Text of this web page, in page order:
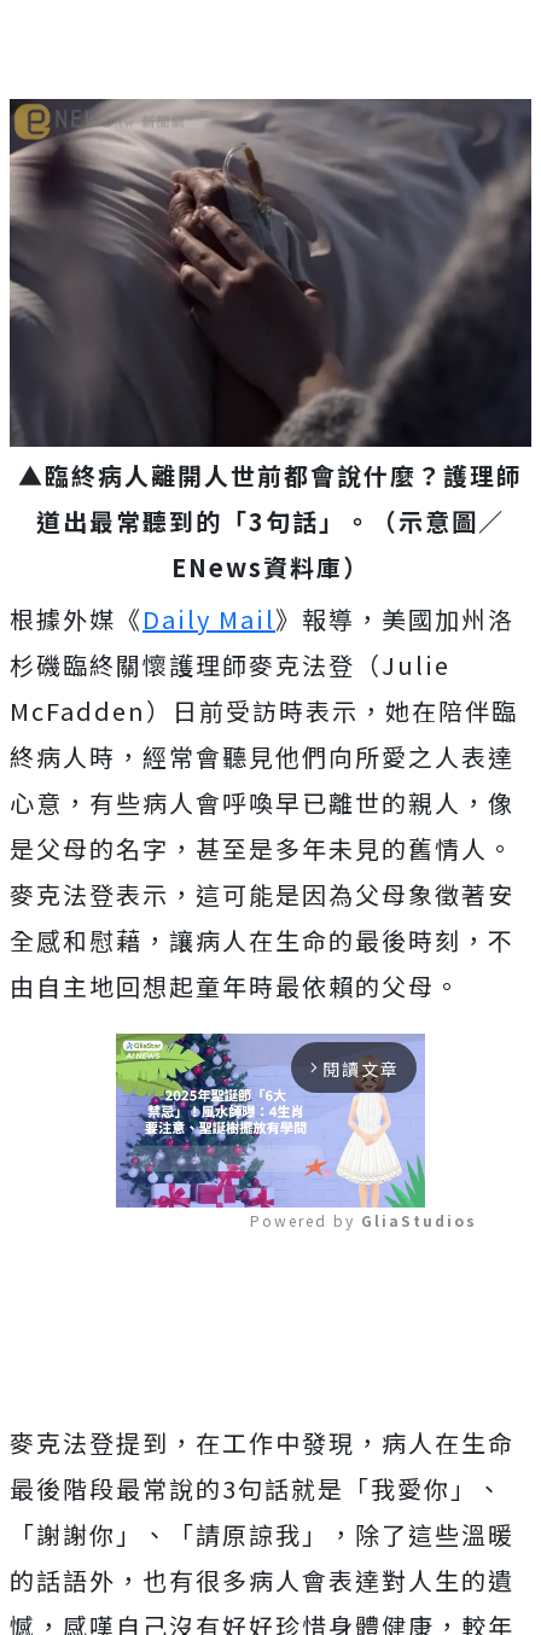
▲臨終病人離開人世前都會說什麼？護理師
道出最常聽到的「3句話」。（示意圖／
ENews資料庫）
根據外媒《Daily Mail》報導，美國加州洛
杉磯臨終關懷護理師麥克法登（Julie
McFadden）日前受訪時表示，她在陪伴臨
終病人時，經常會聽見他們向所愛之人表達
心意，有些病人會呼喚早已離世的親人，像
是父母的名字，甚至是多年未見的舊情人。
麥克法登表示，這可能是因為父母象徵著安
全感和慰藉，讓病人在生命的最後時刻，不
由自主地回想起童年時最依賴的父母。
arrow_forward_ios 閱讀文章
Powered by GliaStudios
麥克法登提到，在工作中發現，病人在生命
最後階段最常說的3句話就是「我愛你」、
「謝謝你」、「請原諒我」，除了這些溫暖
的話語外，也有很多病人會表達對人生的遺
憾，感嘆自己沒有好好珍惜身體健康，較年